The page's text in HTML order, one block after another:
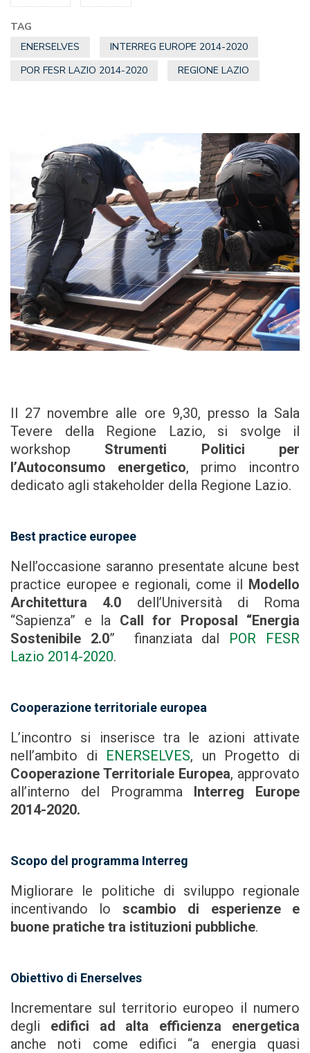
TAG
ENERSELVES
INTERREG EUROPE 2014-2020
POR FESR LAZIO 2014-2020
REGIONE LAZIO
Il 27 novembre alle ore 9,30, presso la Sala
Tevere della Regione Lazio, si svolge il
workshop Strumenti Politici per
l’Autoconsumo energetico, primo incontro
dedicato agli stakeholder della Regione Lazio.
Best practice europee
Nell’occasione saranno presentate alcune best
practice europee e regionali, come il Modello
Architettura 4.0 dell’Università di Roma
“Sapienza” e la Call for Proposal “Energia
Sostenibile 2.0” finanziata dal POR FESR
Lazio 2014-2020.
Cooperazione territoriale europea
L’incontro si inserisce tra le azioni attivate
nell’ambito di ENERSELVES, un Progetto di
Cooperazione Territoriale Europea, approvato
all’interno del Programma Interreg Europe
2014-2020.
Scopo del programma Interreg
Migliorare le politiche di sviluppo regionale
incentivando lo scambio di esperienze e
buone pratiche tra istituzioni pubbliche.
Obiettivo di Enerselves
Incrementare sul territorio europeo il numero
degli edifici ad alta efficienza energetica
anche noti come edifici “a energia quasi